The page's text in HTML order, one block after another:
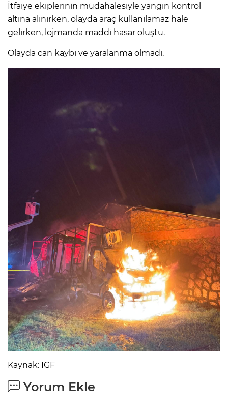
İtfaiye ekiplerinin müdahalesiyle yangın kontrol
altına alınırken, olayda araç kullanılamaz hale
gelirken, lojmanda maddi hasar oluştu.
Olayda can kaybı ve yaralanma olmadı.
Kaynak: IGF
Yorum Ekle